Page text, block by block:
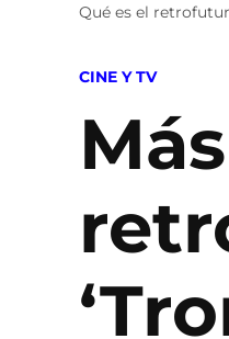
Qué es el
POSTED
CINE Y TV